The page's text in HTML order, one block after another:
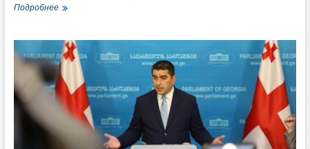
ПодробнееПроверьте
в
списке
избирателей
Грузии
—
8
октября
последний
день